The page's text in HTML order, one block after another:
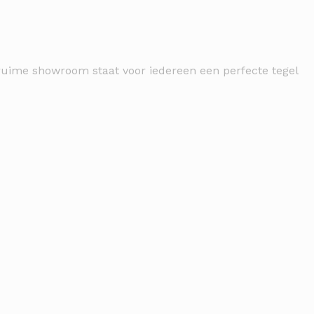
showroom staat voor iedereen een perfecte tegel